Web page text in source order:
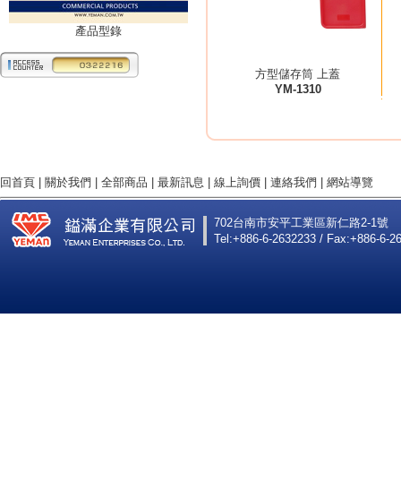
產品型錄
方型儲存筒 上蓋
YM-1310
回首頁 關於我們 全部商品 最新訊息 線上詢價 連絡我們 網站導覽
702台南市安平工業區新仁路2-1號
Tel:+886-6-2632233 / Fax:+886-6-